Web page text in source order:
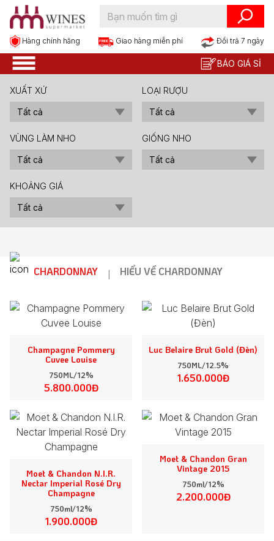
Hàng chính hãng Giao hàng miễn phí Đổi trả 7 ngày
BÁO GIÁ SỈ
XUẤT XỨ LOẠI RƯỢU
VÙNG LÀM NHO GIỐNG NHO
KHOẢNG GIÁ
CHARDONNAY | HIỂU VỀ CHARDONNAY
Champagne Pommery
Cuvee Louise
750ML/12%
5.800.000Đ
Luc Belaire Brut Gold (Đèn)
750ML/12.5%
1.650.000Đ
Moet & Chandon N.I.R.
Nectar Imperial Rosé Dry
Champagne
750ml/12%
1.900.000Đ
Moet & Chandon Gran
Vintage 2015
750ml/12%
2.200.000Đ